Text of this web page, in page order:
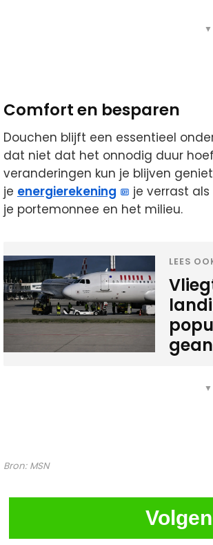
▼
Comfort en besparen
Douchen blijft een essentieel
dat niet dat het onnodig duur
veranderingen kun je blijven
je energierekening
je verrast
je portemonnee en het milieu.
LEES
▼
Bron: MSN